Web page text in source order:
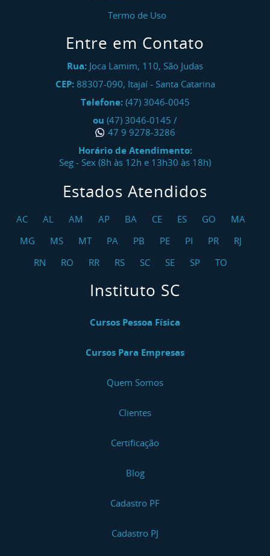
Termo de Uso
Entre em Contato
Rua: Joca Lamim, 110, São Judas
CEP: 88307-090, Itajaí- Santa Catarina
Telefone: (47) 3046-0045
ou (47) 3046-0145 /
47 9 9278-3286
Horário de Atendimento:
Seg - Sex (8h às 12h e 13h30 às 18h)
Estados Atendidos
AC AL AM AP BA CE ES GO
MA
MG
MS MT PA PB PE PI PR
RJ
RN
RO RR RS SC SE SP TO
Instituto SC
Cursos Pessoa Física
Cursos Para Empresas
Quem Somos
Clientes
Certificação
Blog
Cadastro PF
Cadastro PJ